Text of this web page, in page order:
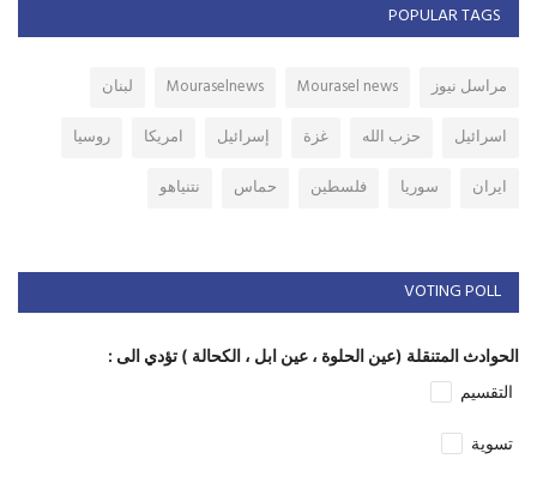
POPULAR TAGS
مراسل نيوز Mourasel news
Mouraselnews
لبنان
اسرائيل
حزب الله غزة إسرائيل امريكا
روسيا
ايران
سوريا فلسطين حماس نتنياهو
VOTING POLL
الحوادث المتنقلة (عين الحلوة ، عين ابل ، الكحالة ) تؤدي الى :
التقسيم
تسوية